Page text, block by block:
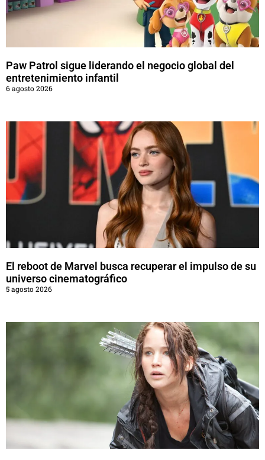
Paw Patrol sigue liderando el negocio global del
entretenimiento infantil
6 agosto 2026
El reboot de Marvel busca recuperar el impulso de su
universo cinematográfico
5 agosto 2026